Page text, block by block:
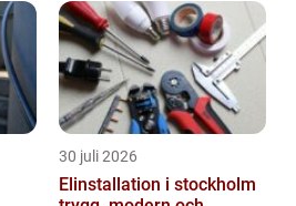
30 juli 2026
Elinstallation i stockholm